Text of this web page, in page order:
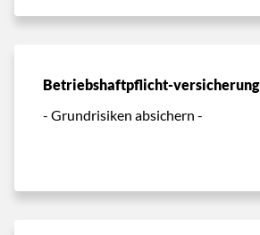
Betriebshaftpflicht-versicherung
- Grundrisiken absichern -